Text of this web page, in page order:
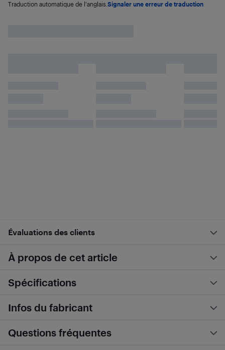
Traduction automatique de l'anglais. Signaler une erreur de traduction
Évaluations des clients
À propos de cet article
Spécifications
Infos du fabricant
Questions fréquentes